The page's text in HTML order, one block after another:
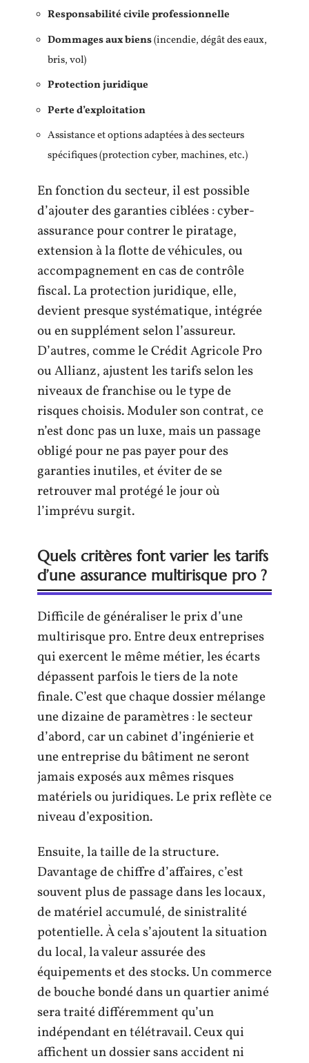
Responsabilité civile professionnelle
Dommages aux biens(incendie, dégât des eaux,
bris, vol)
Protection juridique
Perte d’exploitation
Assistance et options adaptées à des secteurs
spécifiques (protection cyber, machines, etc.)
En fonction du secteur, il est possible
d’ajouter des garanties ciblées : cyber-
assurance pour contrer le piratage,
extension à la flotte de véhicules, ou
accompagnement en cas de contrôle
fiscal. La protection juridique, elle,
devient presque systématique, intégrée
ou en supplément selon l’assureur.
D’autres, comme le Crédit Agricole Pro
ou Allianz, ajustent les tarifs selon les
niveaux de franchise ou le type de
risques choisis. Moduler son contrat, ce
n’est donc pas un luxe, mais un passage
obligé pour ne pas payer pour des
garanties inutiles, et éviter de se
retrouver mal protégé le jour où
l’imprévu surgit.
Quels critères font varier les tarifs
d’une assurance multirisque pro ?
Difficile de généraliser le prix d’une
multirisque pro. Entre deux entreprises
qui exercent le même métier, les écarts
dépassent parfois le tiers de la note
finale. C’est que chaque dossier mélange
une dizaine de paramètres : le secteur
d’abord, car un cabinet d’ingénierie et
une entreprise du bâtiment ne seront
jamais exposés aux mêmes risques
matériels ou juridiques. Le prix reflète ce
niveau d’exposition.
Ensuite, la taille de la structure.
Davantage de chiffre d’affaires, c’est
souvent plus de passage dans les locaux,
de matériel accumulé, de sinistralité
potentielle. À cela s’ajoutent la situation
du local, la valeur assurée des
équipements et des stocks. Un commerce
de bouche bondé dans un quartier animé
sera traité différemment qu’un
indépendant en télétravail. Ceux qui
affichent un dossier sans accident ni